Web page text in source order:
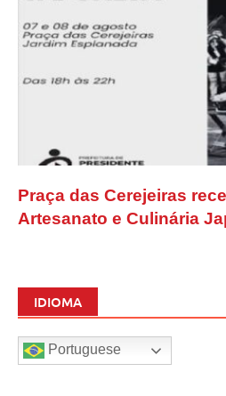
Praça das Cerejeiras
Artesanato e Culinária
IDIOMA
Portuguese